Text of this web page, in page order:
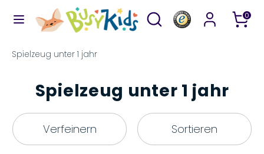
zum
Suchen
Durchsuchen
Sie
unseren
Shop
0
SuchenDurchsuchen
unseren
Shop
Spielzeug unter 1 jahr
Spielzeug unter 1 jahr
Verfeinern Sortieren